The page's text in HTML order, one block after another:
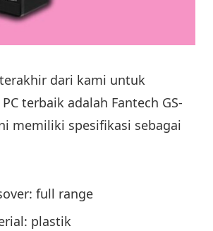
dari kami untuk
terbaik adalah Fantech GS-
memiliki spesifikasi sebagai
full range
plastik